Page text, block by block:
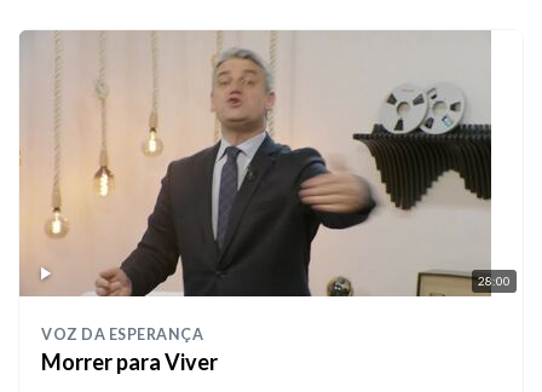
28:00
VOZ DA ESPERANÇA
Morrer para Viver